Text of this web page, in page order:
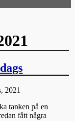
2021
tanken på en
fått några